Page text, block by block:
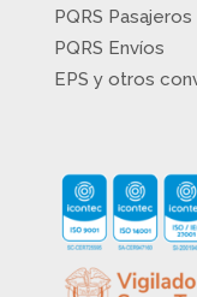
PQRS Pasajeros
PQRS Envíos
EPS y otros